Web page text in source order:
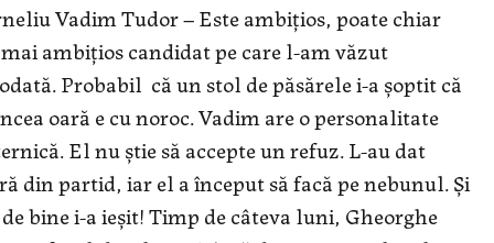
Vadim Tudor – Este ambițios, poate chiar
ambițios candidat pe care l-am văzut
Probabil că un stol de păsărele i-a șoptit că
oară e cu noroc. Vadim are o personalitate
El nu știe să accepte un refuz. L-au dat
din partid, iar el a început să facă pe nebunul. Și
bine i-a ieșit! Timp de câteva luni, Gheorghe